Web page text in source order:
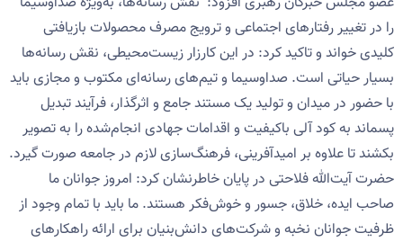
را در تغییر رفتارهای اجتماعی و ترویج مصرف محصولات بازیافتی
کلیدی خواند و تاکید کرد: در این کارزار زیست‌محیطی، نقش رسانه‌ها
بسیار حیاتی است. صداوسیما و تیم‌های رسانه‌ای مکتوب و مجازی باید
با حضور در میدان و تولید یک مستند جامع و اثرگذار، فرآیند تبدیل
پسماند به کود آلی باکیفیت و اقدامات جهادی انجام‌شده را به تصویر
بکشند تا علاوه بر امیدآفرینی، فرهنگ‌سازی لازم در جامعه صورت گیرد.
حضرت آیت‌الله فلاحتی در پایان خاطرنشان کرد: امروز جوانان ما
صاحب ایده، خلاق، جسور و خوش‌فکر هستند. ما باید با تمام وجود از
ظرفیت جوانان نخبه و شرکت‌های دانش‌بنیان برای ارائه راهکارهای